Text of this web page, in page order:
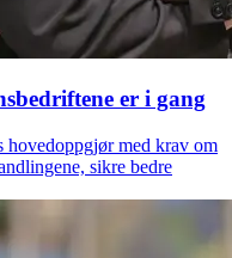
er i gang
hovedoppgjør med krav om
sikre bedre